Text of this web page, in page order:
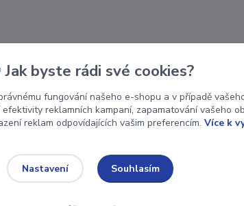
Jak byste rádi své cookies?
fungování našeho e-shopu a v případě
reklamních kampaní, zapamatování vašeho
reklam odpovídajících vašim preferencím. Více k
Nastavení Souhlasím